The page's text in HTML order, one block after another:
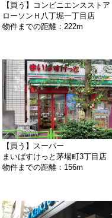
【買う】コンビニエンスストア
ローソンＨ八丁堀一丁目店
物件までの距離：222m
【買う】スーパー
まいばすけっと茅場町3丁目店
物件までの距離：156m